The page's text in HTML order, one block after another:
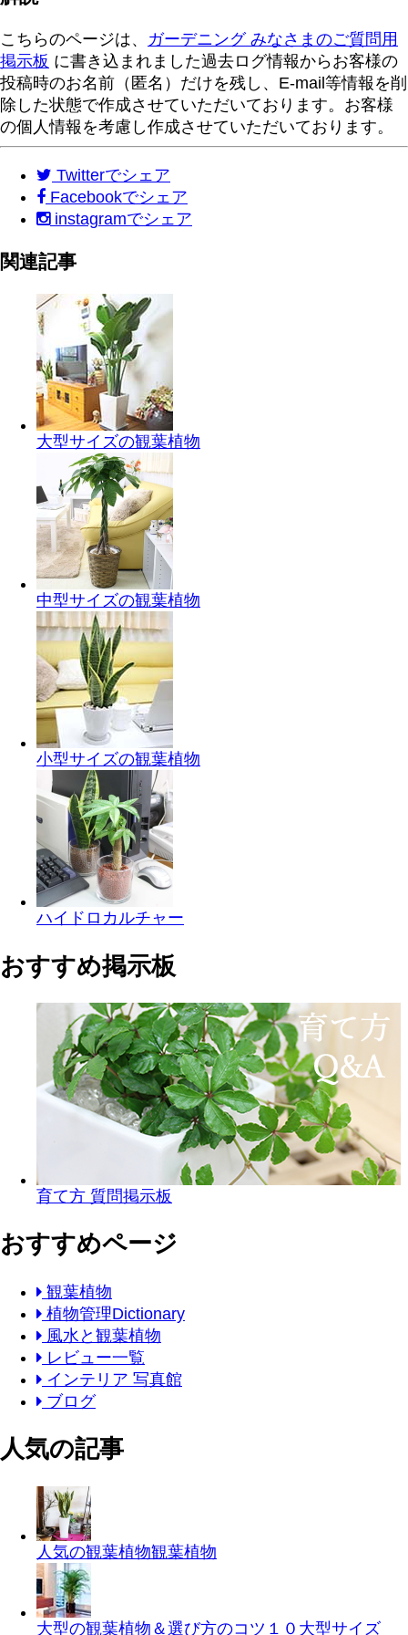
こちらのページは、 ガーデニング みなさまのご質問用
掲示板 に書き込まれました過去ログ情報からお客様の
投稿時のお名前（匿名）だけを残し、E-mail等情報を削
除した状態で作成させていただいております。お客様
の個人情報を考慮し作成させていただいております。
Twitterでシェア
Facebookでシェア
instagramでシェア
関連記事
大型サイズの観葉植物
中型サイズの観葉植物
小型サイズの観葉植物
ハイドロカルチャー
おすすめ掲示板
育て方 質問掲示板
おすすめページ
観葉植物
植物管理Dictionary
風水と観葉植物
レビュー一覧
インテリア 写真館
ブログ
人気の記事
人気の観葉植物観葉植物
大型の観葉植物＆選び方のコツ１０ 大型サイズ